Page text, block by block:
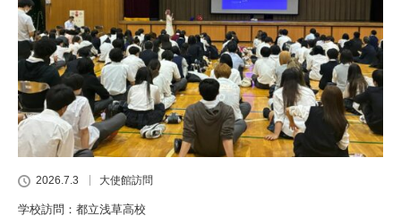
2026.7.3 大使館訪問
学校訪問：都立浅草高校